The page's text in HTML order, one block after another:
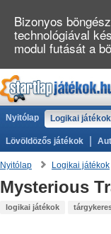
Nyitólap Logikai játékok
Lövöldözős játékok
Nyitólap Logikai játékok
Mysterious
logikai játékok
Bizonyos
technológiával
modul futását a